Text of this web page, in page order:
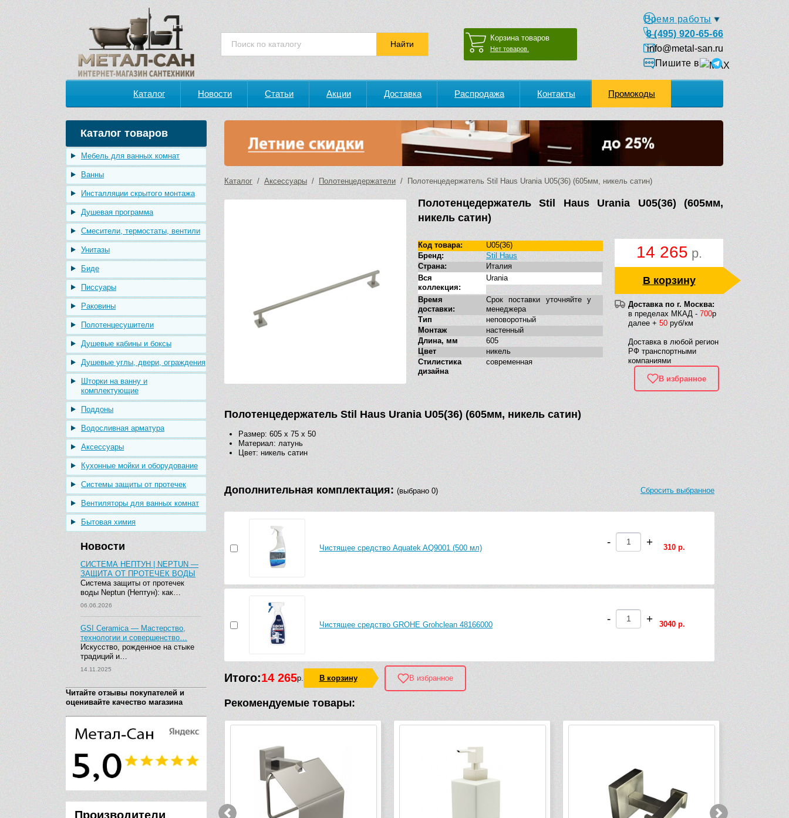
Корзина товаров
Нет товаров.
Время работы
8 (495) 920-65-66
info@metal-san.ru
Пишите в
Каталог Новости Статьи Акции Доставка Распродажа Контакты Промокоды
Каталог товаров
Мебель для ванных комнат
Ванны
Инсталляции скрытого монтажа
Душевая программа
Смесители, термостаты, вентили
Унитазы
Биде
Писсуары
Раковины
Полотенцесушители
Душевые кабины и боксы
Душевые углы, двери, ограждения
Шторки на ванну и
комплектующие
Поддоны
Водосливная арматура
Аксессуары
Кухонные мойки и оборудование
Системы защиты от протечек
Вентиляторы для ванных комнат
Бытовая химия
Новости
СИСТЕМА НЕПТУН | NEPTUN —
ЗАЩИТА ОТ ПРОТЕЧЕК ВОДЫ
Система защиты от протечек
воды Neptun (Нептун): как…
06.06.2026
GSI Ceramica — Мастерство,
технологии и совершенство…
Искусство, рожденное на стыке
традиций и…
14.11.2025
Читайте отзывы покупателей и
оценивайте качество магазина
Производители
Каталог / Аксессуары / Полотенцедержатели / Полотенцедержатель Stil Haus Urania U05(36) (605мм, никель сатин)
Полотенцедержатель Stil Haus Urania U05(36) (605мм,
никель сатин)
14 265 р.
В корзину
Доставка по г. Москва:
в пределах МКАД - 700р
далее + 50 руб/км
Доставка в любой регион
РФ транспортными
компаниями
В избранное
Код товара:
U05(36)
Бренд:
Stil Haus
Страна:
Италия
Вся
коллекция:
Urania
Время
доставки:
Срок поставки уточняйте у
менеджера
Тип
неповоротный
Монтаж
настенный
Длина, мм
605
Цвет
никель
Стилистика
дизайна
современная
Полотенцедержатель Stil Haus Urania U05(36) (605мм, никель сатин)
Размер: 605 х 75 х 50
Материал: латунь
Цвет: никель сатин
Дополнительная комплектация: (выбрано 0) Сбросить выбранное
Чистящее средство Aquatek AQ9001 (500 мл) - + 310 р.
Чистящее средство GROHE Grohclean 48166000 - + 3040 р.
Итого:14 265р. В корзину В избранное
Рекомендуемые товары: